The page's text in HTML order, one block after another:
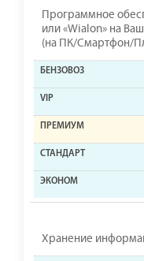
Программное
или «Wialon» на
(на ПК/Смартфон/
Хранение